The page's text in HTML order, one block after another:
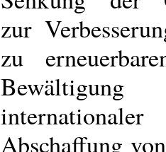
zur
zu
Abschaffung